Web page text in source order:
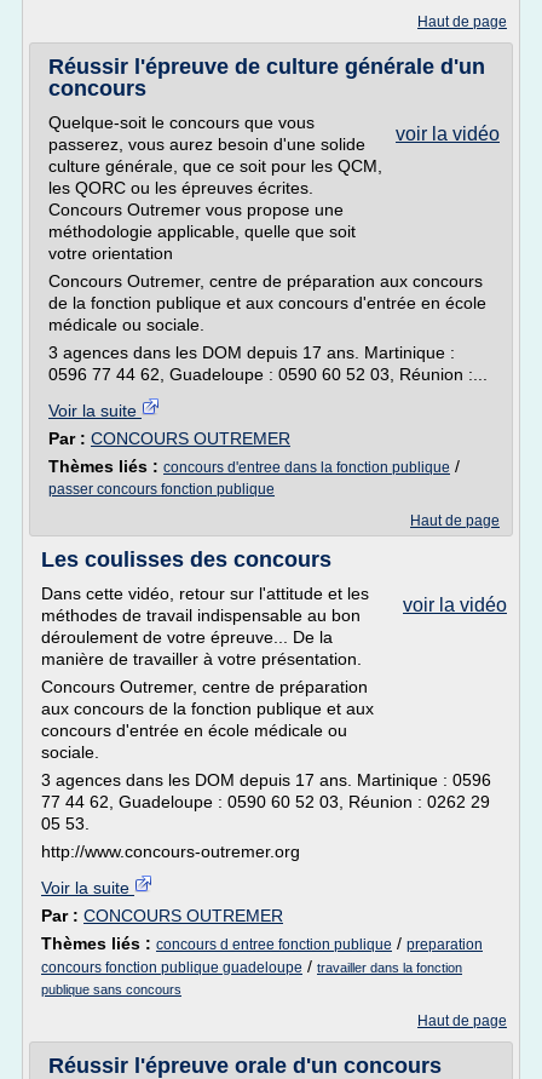
Haut de page
Réussir l'épreuve de culture générale d'un
concours
voir la vidéo
Quelque-soit le concours que vous
passerez, vous aurez besoin d'une solide
culture générale, que ce soit pour les QCM,
les QORC ou les épreuves écrites.
Concours Outremer vous propose une
méthodologie applicable, quelle que soit
votre orientation
Concours Outremer, centre de préparation aux concours
de la fonction publique et aux concours d'entrée en école
médicale ou sociale.
3 agences dans les DOM depuis 17 ans. Martinique :
0596 77 44 62, Guadeloupe : 0590 60 52 03, Réunion :...
Voir la suite
Par : CONCOURS OUTREMER
Thèmes liés : concours d'entree dans la fonction publique /
passer concours fonction publique
Haut de page
Les coulisses des concours
voir la vidéo
Dans cette vidéo, retour sur l'attitude et les
méthodes de travail indispensable au bon
déroulement de votre épreuve... De la
manière de travailler à votre présentation.
Concours Outremer, centre de préparation
aux concours de la fonction publique et aux
concours d'entrée en école médicale ou
sociale.
3 agences dans les DOM depuis 17 ans. Martinique : 0596
77 44 62, Guadeloupe : 0590 60 52 03, Réunion : 0262 29
05 53.
http://www.concours-outremer.org
Voir la suite
Par : CONCOURS OUTREMER
Thèmes liés : concours d entree fonction publique / preparation
concours fonction publique guadeloupe / travailler dans la fonction
publique sans concours
Haut de page
Réussir l'épreuve orale d'un concours